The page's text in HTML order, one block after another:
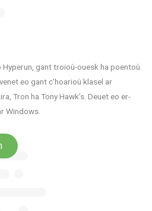
Hyperun, gant troioù-ouesk ha poentoù.
eo gant c’hoarioù klasel ar
Tron ha Tony Hawk’s. Deuet eo er-
Windows.